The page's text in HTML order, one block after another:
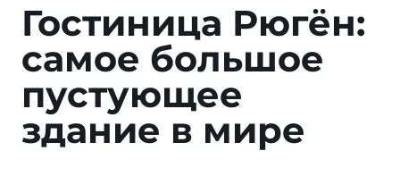
Гостиница Рюгён:
самое большое
пустующее
здание в мире